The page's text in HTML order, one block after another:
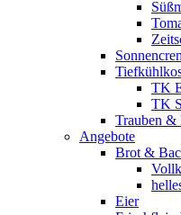
TK
TK
Trauben &
Angebote
Brot &
Eier